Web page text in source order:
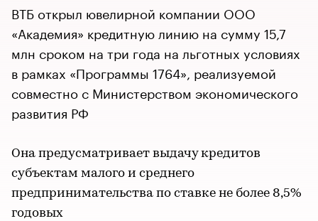
ВТБ открыл ювелирной компании ООО
«Академия» кредитную линию на сумму 15,7
млн сроком на три года на льготных условиях
в рамках «Программы 1764», реализуемой
совместно с Министерством экономического
развития РФ
Она предусматривает выдачу кредитов
субъектам малого и среднего
предпринимательства по ставке не более 8,5%
годовых